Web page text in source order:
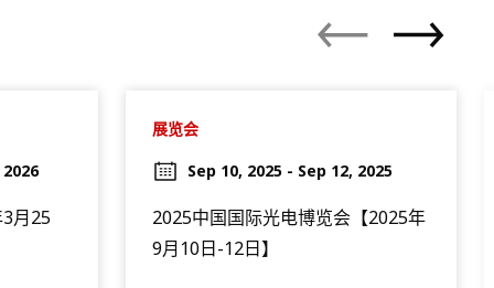
月25
展览会
Sep 10, 2025 - Sep 12, 2025
2025中国国际光电博览会【2025年
9月10日-12日】